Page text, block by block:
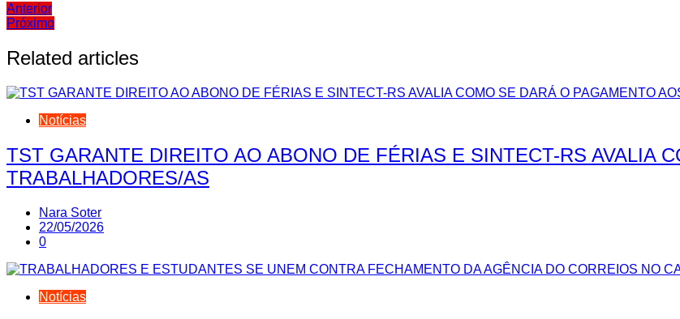
Navegação
de
Post
Anterior
Próximo
Related articles
Notícias
TST GARANTE DIREITO AO ABONO DE FÉRIAS E SINTECT-RS AVALIA
TRABALHADORES/AS
Nara Soter
22/05/2026
0
Notícias